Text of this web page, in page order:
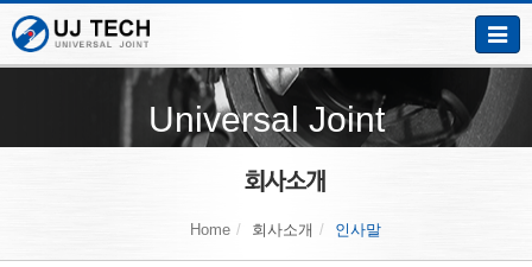
Toggle
Universal Joint
Home 회사소개 인사말